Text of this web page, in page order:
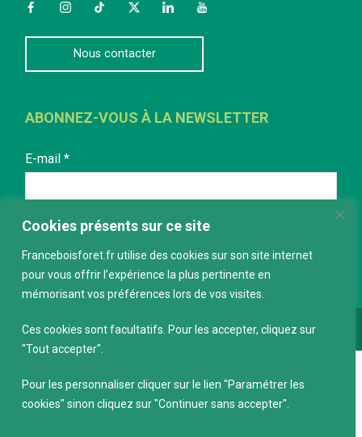
Cookies présents sur ce site
Franceboisforet.fr utilise des cookies sur son site internet
pour vous offrir l’expérience la plus pertinente en
mémorisant vos préférences lors de vos visites.
Ces cookies sont facultatifs. Pour les accepter, cliquez sur
"Tout accepter".
Pour les personnaliser cliquer sur le lien "Paramétrer les
cookies" sinon cliquez sur "Continuer sans accepter".
FacebookInstagramTikTokTwitterLinkedInYouTube
Nous contacter
ABONNEZ-VOUS À LA NEWSLETTER
E-mail *
Conception :keepdesign.fr